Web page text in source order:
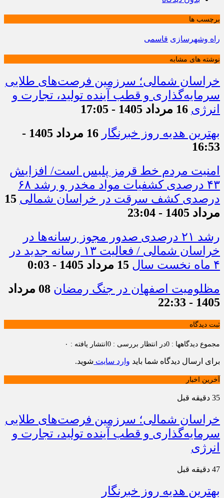
برچسب ها
راه وشهرسازی قاسمی
نوشته های مشابه
خراسان شمالی؛ سرزمین فرصت‌های طلایی
سرمایه‌گذاری و قطب آینده تولید، تجارت و
انرژی 16 مرداد 1405 - 17:05
بهترین هدیه روز خبرنگار
16 مرداد 1405 -
16:53
امنیت مردم خط قرمز پلیس است/ افزایش
۴۳ درصدی کشفیات مواد مخدر و رشد ۶۸
درصدی کشف سرقت در خراسان شمالی 15
مرداد 1405 - 23:04
رشد ۲۱ درصدی صدور مجوز رسانه‌ها در
خراسان شمالی / فعالیت ۱۳ رسانه جدید در
۴ ماه نخست سال
15 مرداد 1405 - 0:03
مظلومیت اصفهان در جنگ رمضان
08 مرداد
1405 - 22:33
ثبت دیدگاه
مجموع دیدگاهها : 0 در انتظار بررسی : 0 انتشار یافته : ۰
برای ارسال دیدگاه شما باید وارد سایت شوید.
آخرین اخبار
35 دقیقه قبل
خراسان شمالی؛ سرزمین فرصت‌های طلایی
سرمایه‌گذاری و قطب آینده تولید، تجارت و
انرژی
47 دقیقه قبل
بهترین هدیه روز خبرنگار